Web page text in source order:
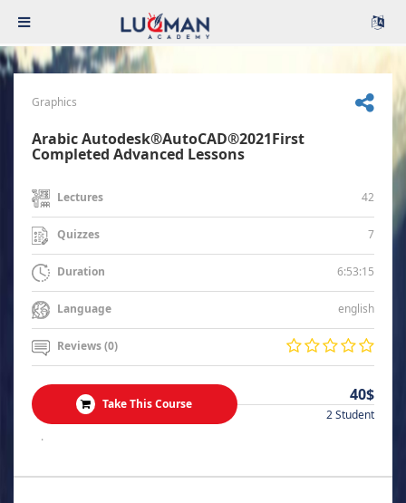
Graphics
Arabic Autodesk®AutoCAD®2021First
Completed Advanced Lessons
Lectures 42
Quizzes 7
Duration 6:53:15
Language english
Reviews (0)
Take This Course 40$
2 Student
.